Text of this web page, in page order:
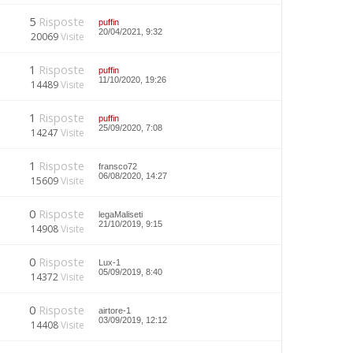
5 Risposte
20069Visite
puffin
20/04/2021, 9:32
1 Risposte
14489Visite
puffin
11/10/2020, 19:26
1 Risposte
14247 Visite
puffin
25/09/2020, 7:08
1 Risposte
15609Visite
fransco72
06/08/2020, 14:27
0 Risposte
14908Visite
legaMaliseti
21/10/2019, 9:15
0 Risposte
14372Visite
Lux-1
05/09/2019, 8:40
0 Risposte
14408Visite
airtore-1
03/09/2019, 12:12